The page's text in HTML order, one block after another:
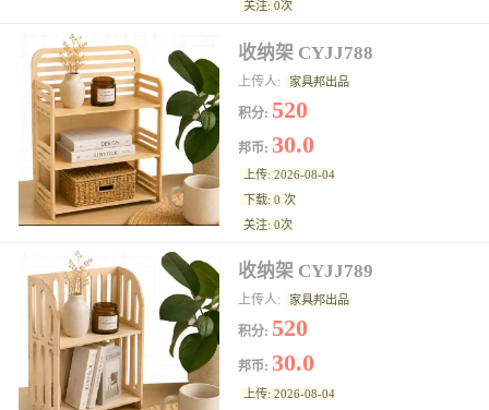
关注: 0次
收纳架 CYJJ788
上传人: 家具邦出品
积分: 520
邦币: 30.0
上传: 2026-08-04
下载: 0 次
关注: 0次
收纳架 CYJJ789
上传人: 家具邦出品
积分: 520
邦币: 30.0
上传: 2026-08-04